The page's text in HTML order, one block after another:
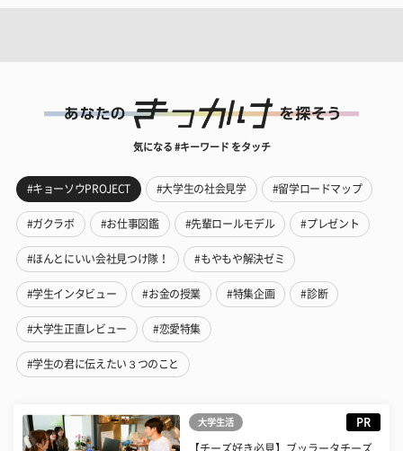
気になる #キーワード をタッチ
#キョーソウPROJECT #大学生の社会見学 #留学ロードマップ
#ガクラボ #お仕事図鑑 #先輩ロールモデル #プレゼント
#ほんとにいい会社見つけ隊！ #もやもや解決ゼミ
#学生インタビュー #お金の授業 #特集企画 #診断
#大学生正直レビュー #恋愛特集
#学生の君に伝えたい３つのこと
大学生活 PR
【チーズ好き必見】ブッラータチーズ